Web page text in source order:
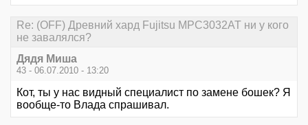
Re: (OFF) Древний хард Fujitsu MPC3032AT ни у кого
не завалялся?
Дядя Миша
43 - 06.07.2010 - 13:20
Кот, ты у нас видный специалист по замене бошек? Я
вообще-то Влада спрашивал.